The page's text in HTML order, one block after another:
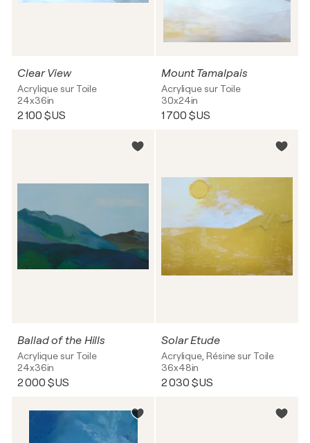
Clear View
Acrylique sur Toile
24x36in
2 100 $US
Mount Tamalpais
Acrylique sur Toile
30x24in
1 700 $US
Ballad of the Hills
Acrylique sur Toile
24x36in
2 000 $US
Solar Etude
Acrylique, Résine sur Toile
36x48in
2 030 $US